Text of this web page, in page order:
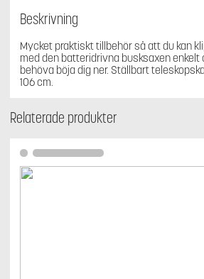
Beskrivning
Mycket praktiskt tillbehör så att du kan
med den batteridrivna busksaxen
behöva böja dig ner. Ställbart
106 cm.
Relaterade produkter